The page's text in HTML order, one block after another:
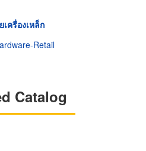
ครื่องเหล็ก
Retail
Catalog